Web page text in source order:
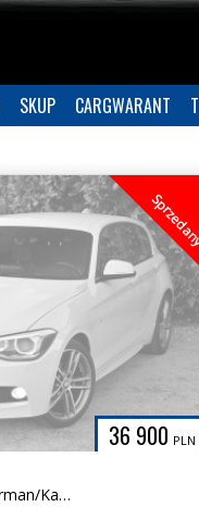
SKUP CARGWARANT
36 900 PLN
Sprzedany
BMW 1 MPakiet Xenon Harman/Kardon NOWY ROZRZĄD Bezwypadkowa Śliczna